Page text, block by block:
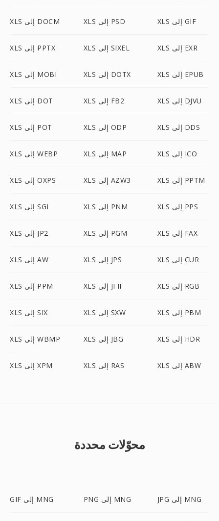
XLS إلى DOCM XLS إلى PSD XLS إلى GIF
XLS إلى PPTX XLS إلى SIXEL XLS إلى EXR
XLS إلى MOBI XLS إلى DOTX XLS إلى EPUB
XLS إلى DOT XLS إلى FB2 XLS إلى DJVU
XLS إلى POT XLS إلى ODP XLS إلى DDS
XLS إلى WEBP XLS إلى MAP XLS إلى ICO
XLS إلى OXPS XLS إلى AZW3 XLS إلى PPTM
XLS إلى SGI XLS إلى PNM XLS إلى PPS
XLS إلى JP2 XLS إلى PGM XLS إلى FAX
XLS إلى AW XLS إلى JPS XLS إلى CUR
XLS إلى PPM XLS إلى JFIF XLS إلى RGB
XLS إلى SIX XLS إلى SXW XLS إلى PBM
XLS إلى WBMP XLS إلى JBG XLS إلى HDR
XLS إلى XPM XLS إلى RAS XLS إلى ABW
محوّلات محددة
GIF إلى MNG PNG إلى MNG JPG إلى MNG